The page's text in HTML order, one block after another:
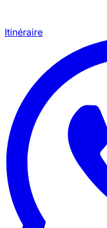
Itinéraire